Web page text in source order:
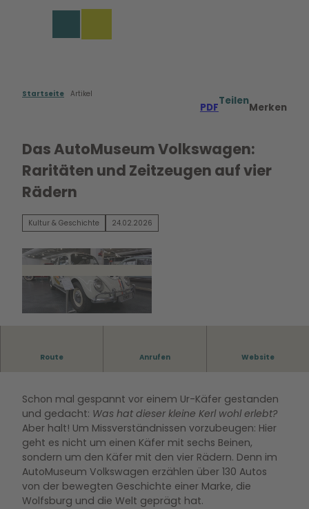
Startseite Artikel
PDF
Teilen
Merken
Das AutoMuseum Volkswagen:
Raritäten und Zeitzeugen auf vier
Rädern
Kultur & Geschichte 24.02.2026
Route Anrufen Website
Schon mal gespannt vor einem Ur-Käfer gestanden
und gedacht: Was hat dieser kleine Kerl wohl erlebt?
Aber halt! Um Missverständnissen vorzubeugen: Hier
geht es nicht um einen Käfer mit sechs Beinen,
sondern um den Käfer mit den vier Rädern. Denn im
AutoMuseum Volkswagen erzählen über 130 Autos
von der bewegten Geschichte einer Marke, die
Wolfsburg und die Welt geprägt hat.